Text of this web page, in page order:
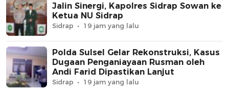
Jalin Sinergi, Kapolres Sidrap Sowan ke
Ketua NU Sidrap
Sidrap 19 jam yang lalu
Polda Sulsel Gelar Rekonstruksi, Kasus
Dugaan Penganiayaan Rusman oleh
Andi Farid Dipastikan Lanjut
Sidrap 19 jam yang lalu